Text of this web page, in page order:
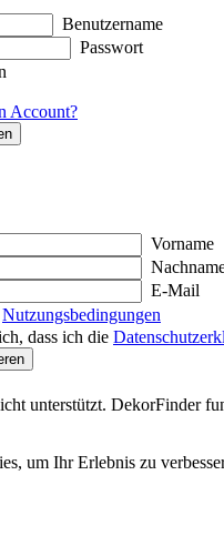
Benutzername
Passwort
Account?
Vorname
E-Mail
Nutzungsbedingungen
dass ich die
unterstützt. DekorFinder
um Ihr Erlebnis zu